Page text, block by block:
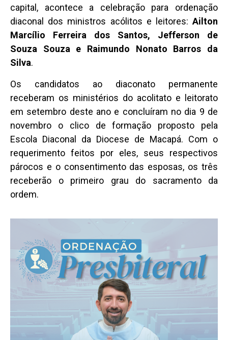
capital, acontece a celebração para ordenação
diaconal dos ministros acólitos e leitores:Ailton
Marcílio Ferreira dos Santos, Jefferson de
Souza Souza e Raimundo Nonato Barros da
Silva.
Os candidatos ao diaconato permanente
receberam os ministérios do acolitato e leitorato
em setembro deste ano e concluíram no dia 9 de
novembro o clico de formação proposto pela
Escola Diaconal da Diocese de Macapá. Com o
requerimento feitos por eles, seus respectivos
párocos e o consentimento das esposas, os três
receberão o primeiro grau do sacramento da
ordem.